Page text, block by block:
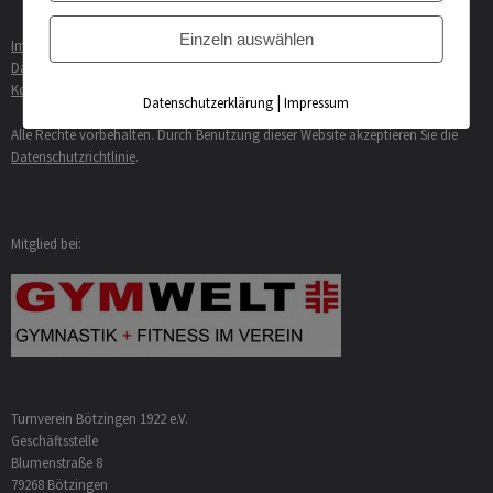
Impressum
Datenschutzerklärung
Kontakt
Alle Rechte vorbehalten. Durch Benutzung dieser Website akzeptieren Sie die
Datenschutzrichtlinie.
Mitglied bei:
Turnverein Bötzingen 1922 e.V.
Geschäftsstelle
Blumenstraße 8
79268 Bötzingen
Einzeln auswählen
Datenschutzerklärung |Impressum